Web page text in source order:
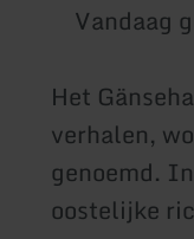
Vandaag
Het
verhalen,
genoemd.
oostelijke